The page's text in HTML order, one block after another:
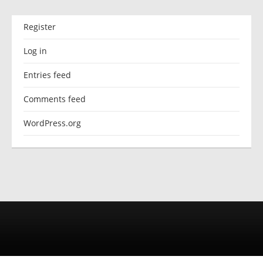
Register
Log in
Entries feed
Comments feed
WordPress.org